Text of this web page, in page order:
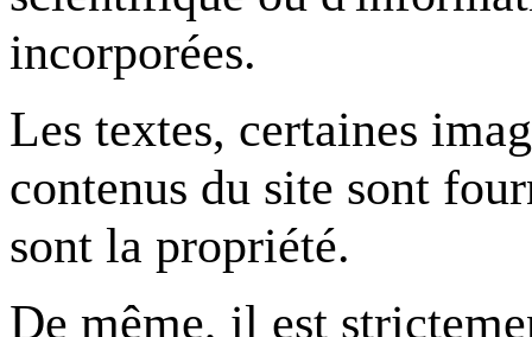
incorporées.
Les textes, certaines
contenus du site sont
sont la propriété.
De même, il est